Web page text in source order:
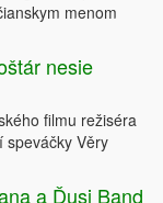
menom
nesie
filmu režiséra
speváčky Věry
a Ďusi Band